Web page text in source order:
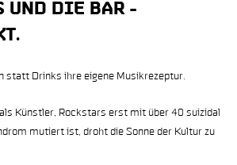
UND DIE BAR -
statt Drinks ihre eigene Musikrezeptur.
Künstler, Rockstars erst mit über 40 suizidal
mutiert ist, droht die Sonne der Kultur zu